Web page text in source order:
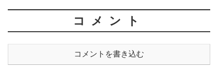
コメント
コメントを書き込む